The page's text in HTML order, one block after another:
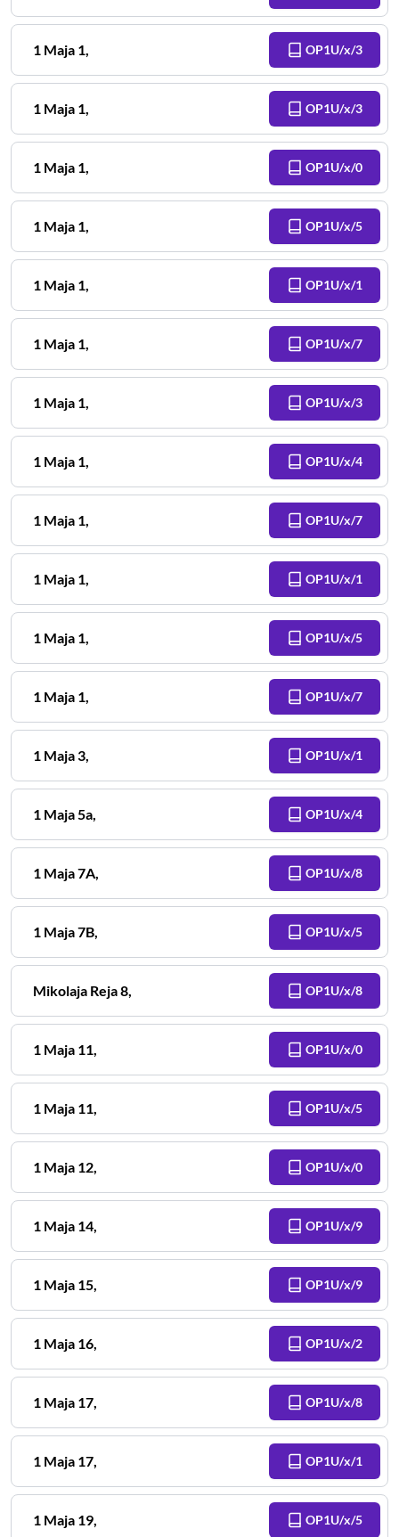
1 Maja 1, OP1U/x/3
1 Maja 1, OP1U/x/3
1 Maja 1, OP1U/x/0
1 Maja 1, OP1U/x/5
1 Maja 1, OP1U/x/1
1 Maja 1, OP1U/x/7
1 Maja 1, OP1U/x/3
1 Maja 1, OP1U/x/4
1 Maja 1, OP1U/x/7
1 Maja 1, OP1U/x/1
1 Maja 1, OP1U/x/5
1 Maja 1, OP1U/x/7
1 Maja3, OP1U/x/1
1 Maja5a, OP1U/x/4
1 Maja7A, OP1U/x/8
1 Maja7B, OP1U/x/5
Mikolaja Reja8, OP1U/x/8
1 Maja 11, OP1U/x/0
1 Maja 11, OP1U/x/5
1 Maja 12, OP1U/x/0
1 Maja 14, OP1U/x/9
1 Maja 15, OP1U/x/9
1 Maja 16, OP1U/x/2
1 Maja 17, OP1U/x/8
1 Maja 17, OP1U/x/1
1 Maja 19, OP1U/x/5